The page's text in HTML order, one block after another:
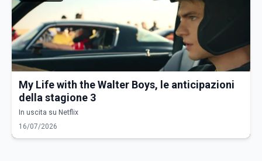
My Life with the Walter Boys, le anticipazioni
della stagione 3
In uscita su Netflix
16/07/2026